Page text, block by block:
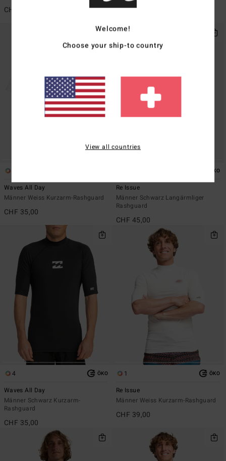
CHF 35,00
Rashguard
Waves All Day
Männer Weiss Kurzarm-Rashguard
CHF 35,00
ÖKO
Re Issue
Männer Schwarz Langärmliger
Rashguard
CHF 45,00
4 ÖKO
Waves All Day
Männer Schwarz Kurzarm-
Rashguard
CHF 35,00
1 ÖKO
Re Issue
Männer Weiss Kurzarm-Rashguard
CHF 39,00
Welcome!
Choose your ship-to country
View all countries